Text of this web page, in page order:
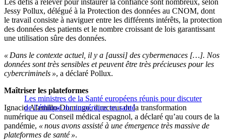
Les défis à relever pour instaurer la confiance sont nombreux, selon
Jessy Pollux, délégué à la Protection des données au CNOM, dont
le travail consiste à naviguer entre les différents intérêts, la protection
des données des patients et le nombre croissant de lois garantissant
une utilisation sûre des données.
« Dans le contexte actuel, il y a [aussi] des cybermenaces […]. Nos
données sont très sensibles et peuvent être très précieuses pour les
cybercriminels », a déclaré Pollux.
Les ministres de la Santé européens réunis pour discuter
de l’éthique du numérique en santé
Maîtriser les plateformes
Ignacio Alamillo-Domingo, directeur de la transformation
numérique au Conseil médical espagnol, a déclaré qu’au cours de la
pandémie, « nous avons assisté à une émergence très massive de
plateformes de santé ».